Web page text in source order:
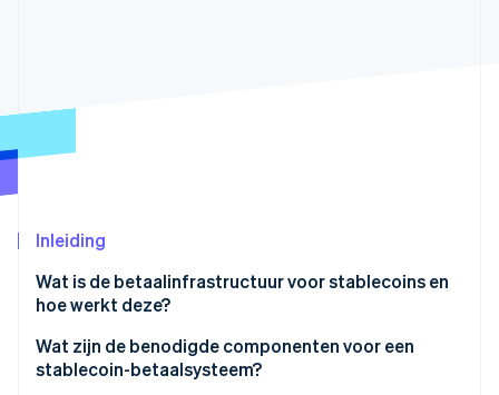
Identity
Ontdek hoe Stripe de economische
Nu bekijken
Inleiding
Wat is de betaalinfrastructuur voor stablecoins en
hoe werkt deze?
Wat zijn de benodigde componenten voor een
stablecoin-betaalsysteem?